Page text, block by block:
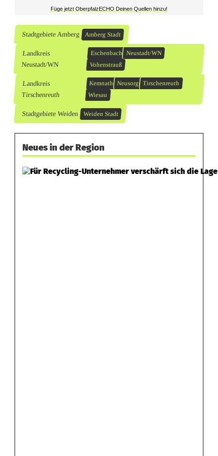
Füge jetzt OberpfalzECHO Deinen Quellen hinzu!
Stadtgebiete Amberg Amberg Stadt
Landkreis
Neustadt/WN
Eschenbach Neustadt/WN
Vohenstrauß
Landkreis
Tirschenreuth
Kemnath Neusorg Tirschenreuth
Wiesau
Stadtgebiete Weiden Weiden Stadt
Neues in der Region